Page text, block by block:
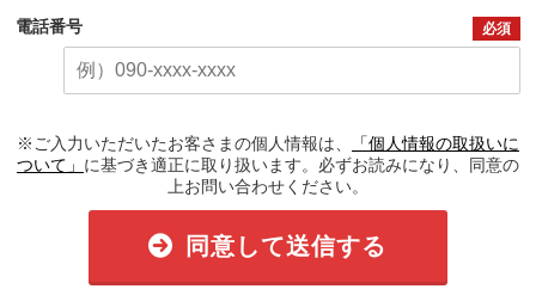
電話番号 必須
※ご入力いただいたお客さまの個人情報は、
「個人情報の取扱いに
ついて」 に基づき適正に取り扱います。必ずお読みになり、同意の
上お問い合わせください。
同意して送信する